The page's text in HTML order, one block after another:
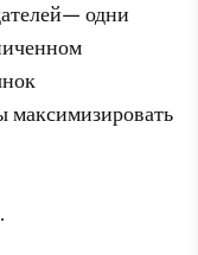
одни
максимизировать